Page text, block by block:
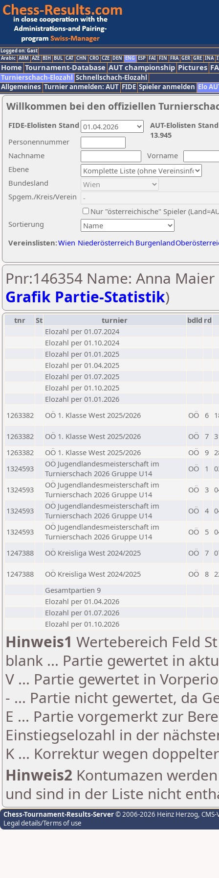
Logged on: Gast
Arabic ARM AZE BIH BUL CAT CHN CRO CZE DEN ENG ESP FAI FIN FRA GER GRE INA
Home Tournament-Database AUT championship Pictures
Turnierschach-Elozahl Schnellschach-Elozahl
Allgemeines Turnier anmelden: AUT FIDE Spieler anmelden Elo
Willkommen bei den offiziellen
Nachname
Vorname
Ebene
Sortierung
Personennummer
Bundesland
Spgem./Kreis/Verein
Nur "österreichische" Spieler
Vereinslisten:Wien Niederösterreich Burgenland
AUT-Elolisten
13.945
FIDE-Elolisten Stand
Pnr:146354 Name: Anna Maier
Grafik Partie-Statistik)
tnr St turnier bdld rd
Elozahl per 01.07.2024
Elozahl per 01.10.2024
Elozahl per 01.01.2025
Elozahl per 01.04.2025
Elozahl per 01.07.2025
Elozahl per 01.10.2025
Elozahl per 01.01.2026
1263382
OÖ 1. Klasse West 2025/2026 OÖ 6
1263382 OÖ 1. Klasse West 2025/2026 OÖ 7
1263382
OÖ 1. Klasse West 2025/2026 OÖ 9
1324593
OÖ Jugendlandesmeisterschaft im
Turnierschach 2026 Gruppe U14
OÖ 1
1324593
OÖ Jugendlandesmeisterschaft im
Turnierschach 2026 Gruppe U14
OÖ 3
1324593
OÖ Jugendlandesmeisterschaft im
Turnierschach 2026 Gruppe U14
OÖ 4
1324593
OÖ Jugendlandesmeisterschaft im
Turnierschach 2026 Gruppe U14
OÖ 5
1247388 OÖ Kreisliga West 2024/2025 OÖ 7
1247388 OÖ Kreisliga West 2024/2025 OÖ 8
Gesamtpartien 9
Elozahl per 01.04.2026
Elozahl per 01.07.2026
Elozahl per 01.10.2026
Hinweis1 Wertebereich Feld
blank ... Partie gewertet in
V ... Partie gewertet in
- ... Partie nicht gewertet, da
E ... Partie vorgemerkt zur
Einstiegselozahl in der
K ... Korrektur wegen
Hinweis2 Kontumazen
und sind in der Liste nicht
Chess-Tournament-Results-Server© 2006-2026 Heinz Herzog,
Legal details/Terms of use